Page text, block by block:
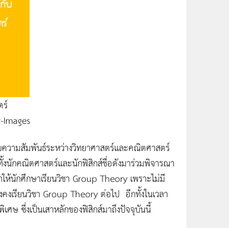
วามสัมพันธ์ระหว่างวิทยาศาสตร์และคณิตศาสตร์
งนักคณิตศาสตร์และนักฟิสิกส์ชื่อดังมาร่วมพิจารณา
นักศึกษาเรียนวิชา Group Theory เพราะไม่มี
เรียนวิชา Group Theory ต่อไป อีกทั้งในเวลา
ษ ซึ่งเป็นเสาหลักของฟิสิกส์มาถึงปัจจุบันนี้